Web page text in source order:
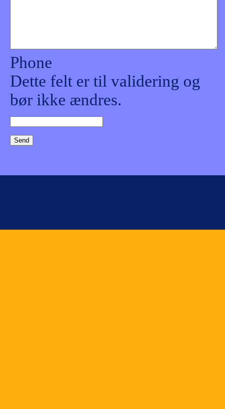
Phone
Dette felt er til validering og
bør ikke ændres.